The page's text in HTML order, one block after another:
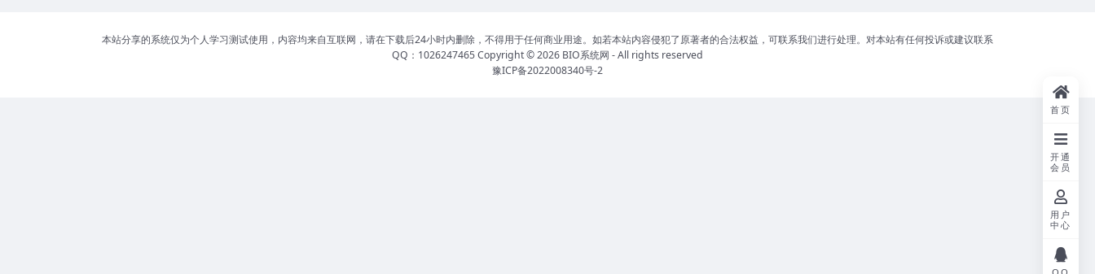
本站分享的系统仅为个人学习测试使用，内容均来自互联网，请在下载后24小时内删除，不得用于任何商业用途。如若本站内容侵犯了原著者的合法权益，可联系我们进行处理。对本站有任何投诉或建议联系
QQ：1026247465 Copyright © 2026 BIO系统网 - All rights reserved
豫ICP备2022008340号-2
首页
开通
会员
用户
中心